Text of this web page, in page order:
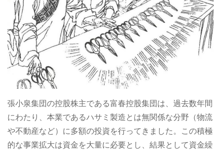
張小泉集団の控股株主である富春控股集団は、過去数年間
にわたり、本業であるハサミ製造とは無関係な分野（物流
や不動産など）に多額の投資を行ってきました。この積極
的な事業拡大は資金を大量に必要とし、結果として資金繰